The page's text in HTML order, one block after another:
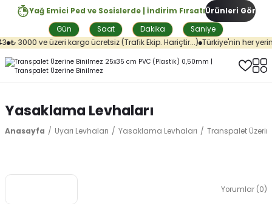
Yağ Emici Ped ve Sosislerde | İndirim Fırsatı
Gün
Saat Dakika Saniye
Ürünleri Gör
₺ 3000 ve üzeri kargo ücretsiz (Trafik Ekip. Hariçtir...) Türkiye'nin her
Yasaklama Levhaları
Anasayfa Uyarı Levhaları Yasaklama Levhaları Transpalet
Yorumlar (0)